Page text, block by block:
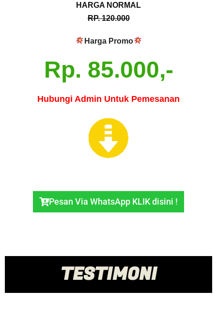
HARGA NORMAL
RP. 120.000
Harga Promo
Rp. 85.000,-
Hubungi Admin Untuk Pemesanan
Pesan Via WhatsApp KLIK disini !
TESTIMONI